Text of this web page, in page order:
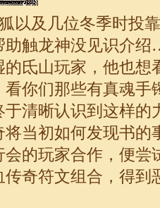
以及几位冬季时投
助触龙神没见识介
氐山玩家，他也想
你们那些有真魂手
清晰认识到这样的
当初如何发现书的
的玩家合作，便尝
传奇符文组合，得到